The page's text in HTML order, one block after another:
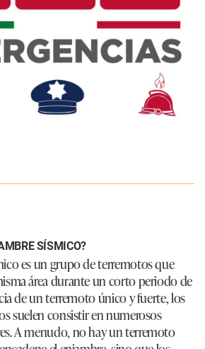
SÍSMICO?
es un grupo de terremotos que
área durante un corto periodo de
de un terremoto único y fuerte, los
suelen consistir en numerosos
A menudo, no hay un terremoto